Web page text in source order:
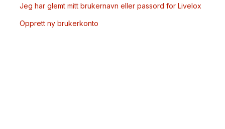
Jeg har glemt mitt brukernavn eller passord for Livelox
Opprett ny brukerkonto